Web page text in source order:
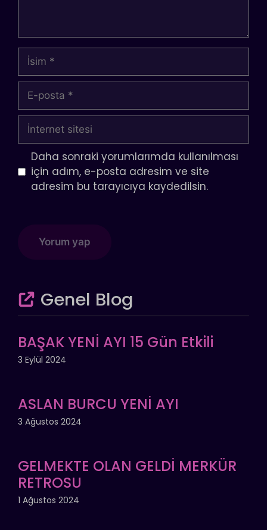
İsim
posta
İnternet
sitesi
Daha sonraki yorumlarımda kullanılması
için adım, e-posta adresim ve site
adresim bu tarayıcıya kaydedilsin.
Genel Blog
BAŞAK YENİ AYI 15 Gün Etkili
3 Eylül 2024
ASLAN BURCU YENİ AYI
3 Ağustos 2024
GELMEKTE OLAN GELDİ MERKÜR
RETROSU
1 Ağustos 2024